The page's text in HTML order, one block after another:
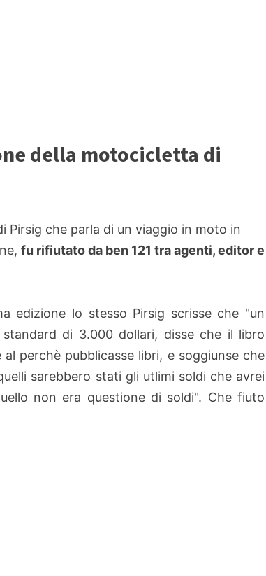
della motocicletta di
Pirsig che parla di un viaggio in moto in
fu rifiutato da ben 121 tra agenti, editor e
edizione lo stesso Pirsig scrisse che "un
di 3.000 dollari, disse che il libro
perchè pubblicasse libri, e soggiunse che
sarebbero stati gli utlimi soldi che avrei
non era questione di soldi". Che fiuto